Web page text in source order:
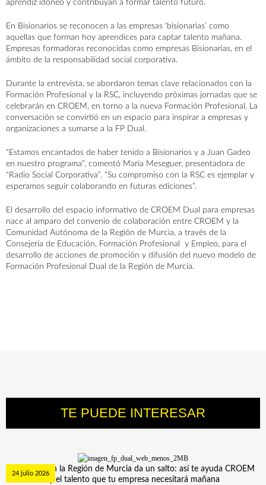
AGENDAACTUALIDADCONTACTO
aprendiz idóneo y contribuyan a formar talento futuro.
En Bisionarios se reconocen a las empresas ‘bisionarias’ como
aquellas que forman hoy aprendices para captar talento mañana.
Empresas formadoras reconocidas como empresas Bisionarias, en el
ámbito de la responsabilidad social corporativa.
Durante la entrevista, se abordaron temas clave relacionados con la
Formación Profesional y la RSC, incluyendo próximas jornadas que se
celebrarán en CROEM, en torno a la nueva Formación Profesional. La
conversación se convirtió en un espacio para inspirar a empresas y
organizaciones a sumarse a la FP Dual.
“Estamos encantados de haber tenido a Bisionarios y a Juan Gadeo
en nuestro programa”, comentó María Meseguer, presentadora de
“Radio Social Corporativa”. “Su compromiso con la RSC es ejemplar y
esperamos seguir colaborando en futuras ediciones”.
El desarrollo del espacio informativo de CROEM Dual para empresas
nace al amparo del convenio de colaboración entre CROEM y la
Comunidad Autónoma de la Región de Murcia, a través de la
Consejería de Educación, Formación Profesional y Empleo, para el
desarrollo de acciones de promoción y difusión del nuevo modelo de
Formación Profesional Dual de la Región de Murcia.
TE PUEDE INTERESAR
24 julio 2026
La FP Dual en la Región de Murcia da un salto: así te ayuda CROEM
a formar hoy el talento que tu empresa necesitará mañana